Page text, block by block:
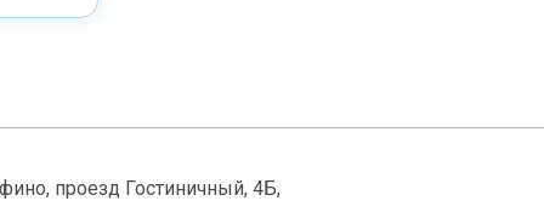
проезд Гостиничный, 4Б,